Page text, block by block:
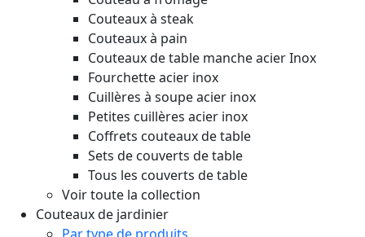
Couteaux à steak
Couteaux à pain
Couteaux de table manche acier Inox
Fourchette acier inox
Cuillères à soupe acier inox
Petites cuillères acier inox
Coffrets couteaux de table
Sets de couverts de table
Tous les couverts de table
Voir toute la collection
Couteaux de jardinier